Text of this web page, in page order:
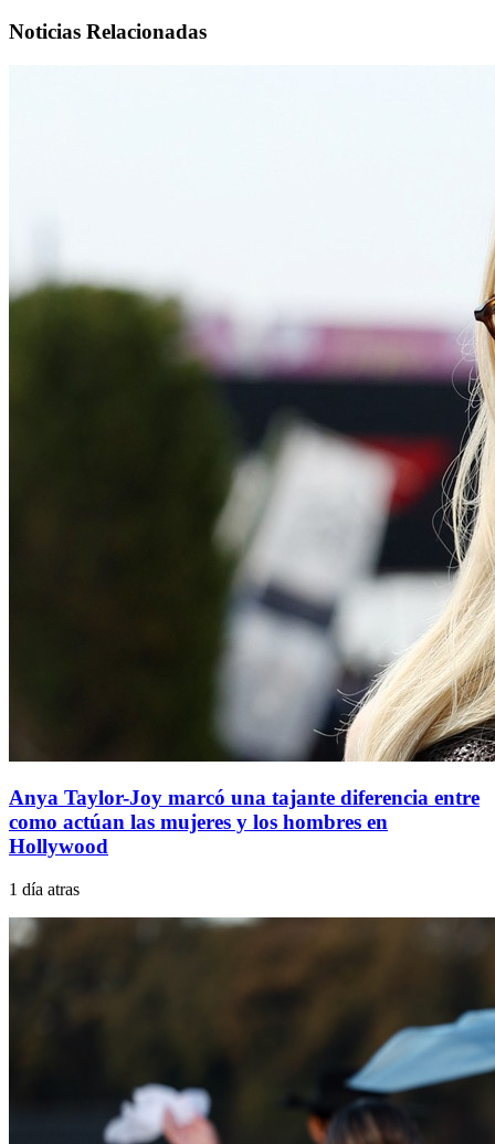
Noticias Relacionadas
Anya Taylor-Joy marcó una tajante diferencia entre
como actúan las mujeres y los hombres en
Hollywood
1 día atras